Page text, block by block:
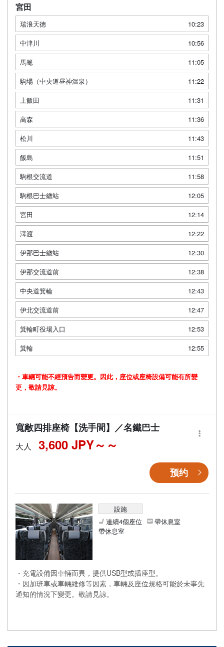
宮田
瑞浪天徳
10:23
中津川
10:56
馬篭
11:05
駒場（中央道昼神溫泉）
11:22
上飯田
11:31
高森
11:36
松川
11:43
飯島
11:51
駒根交流道
11:58
駒根巴士總站
12:05
宮田
12:14
澤渡
12:22
伊那巴士總站
12:30
伊那交流道前
12:38
中央道箕輪
12:43
伊北交流道前
12:47
箕輪町役場入口
12:53
箕輪
12:55
・車輛可能不經預告而變更。因此，座位或座椅設備可能有所變
更，敬請見諒。
寬敞四排座椅【洗手間】／名鐵巴士
大人 3,600 JPY～
预约
設施
連續4個座位
帶休息室
帶休息室
・充電設備因車輛而異，提供USB型或插座型。
・因加班車或車輛維修等因素，車輛及座位規格可能於未事先
通知的情況下變更。敬請見諒。